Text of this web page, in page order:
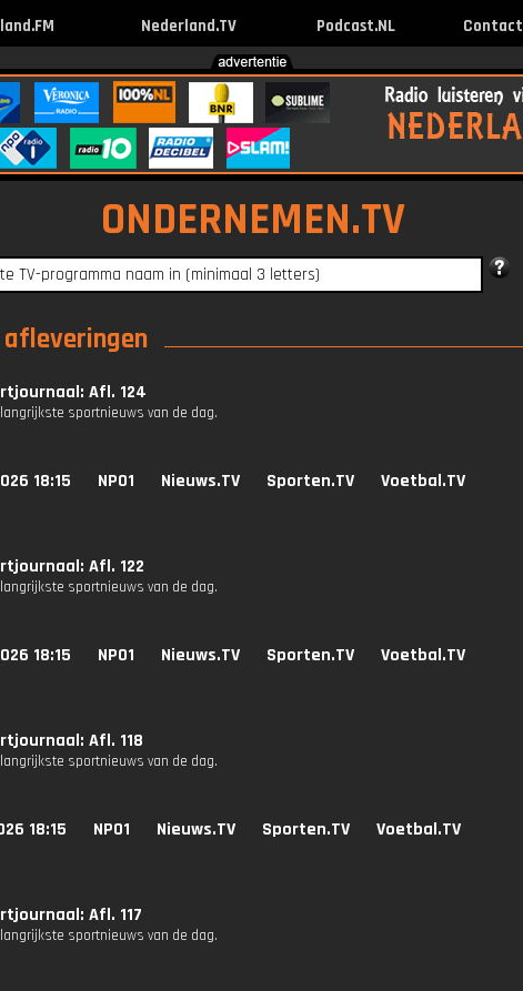
Nederland.TV Podcast.NL Contact
ONDERNEMEN.TV
afleveringen
Afl. 124
sportnieuws van de dag.
18:15 NPO1 Nieuws.TV Sporten.TV Voetbal.TV
Afl. 122
sportnieuws van de dag.
18:15 NPO1 Nieuws.TV Sporten.TV Voetbal.TV
Afl. 118
sportnieuws van de dag.
18:15 NPO1 Nieuws.TV Sporten.TV Voetbal.TV
Afl. 117
sportnieuws van de dag.